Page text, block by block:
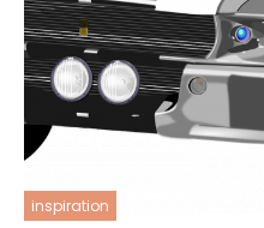
inspiration